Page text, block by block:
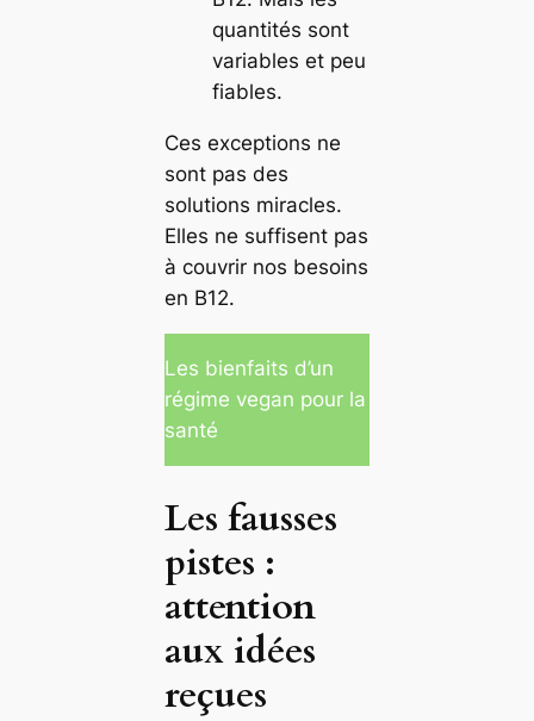
quantités sont
variables et peu
fiables.
Ces exceptions ne
sont pas des
solutions miracles.
Elles ne suffisent pas
à couvrir nos besoins
en B12.
Les bienfaits d’un
régime vegan pour la
santé
Les fausses
pistes :
attention
aux idées
reçues